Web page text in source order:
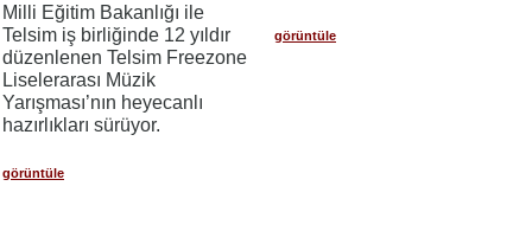
Milli Eğitim Bakanlığı ile
Telsim iş birliğinde 12 yıldır
düzenlenen Telsim Freezone
Liselerarası Müzik
Yarışması’nın heyecanlı
hazırlıkları sürüyor.
görüntüle
görüntüle